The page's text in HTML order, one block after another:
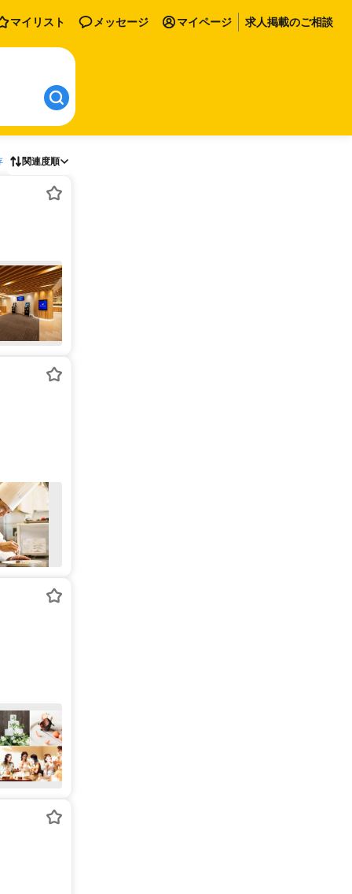
マイリスト メッセージ マイページ 求人掲載のご相談
関連度順